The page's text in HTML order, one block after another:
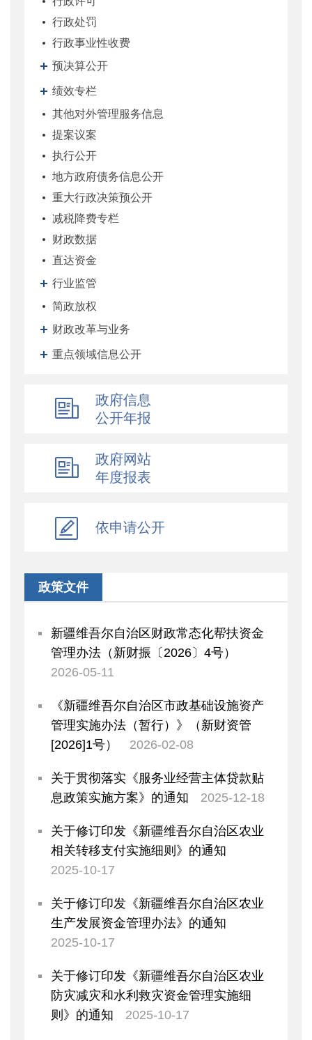
行政处罚
行政事业性收费
预决算公开
绩效专栏
其他对外管理服务信息
提案议案
执行公开
地方政府债务信息公开
重大行政决策预公开
减税降费专栏
财政数据
直达资金
行业监管
简政放权
财政改革与业务
重点领域信息公开
政府信息
公开年报
政府网站
年度报表
依申请公开
政策文件
新疆维吾尔自治区财政常态化帮扶资金
管理办法（新财振〔2026〕4号）
2026-05-11
《新疆维吾尔自治区市政基础设施资产
管理实施办法（暂行）》（新财资管
[2026]1号）
2026-02-08
关于贯彻落实《服务业经营主体贷款贴
息政策实施方案》的通知
2025-12-18
关于修订印发《新疆维吾尔自治区农业
相关转移支付实施细则》的通知
2025-10-17
关于修订印发《新疆维吾尔自治区农业
生产发展资金管理办法》的通知
2025-10-17
关于修订印发《新疆维吾尔自治区农业
防灾减灾和水利救灾资金管理实施细
则》的通知
2025-10-17